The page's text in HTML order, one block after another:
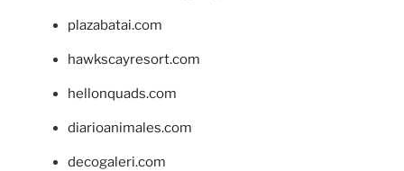
plazabatai.com
hawkscayresort.com
hellonquads.com
diarioanimales.com
decogaleri.com